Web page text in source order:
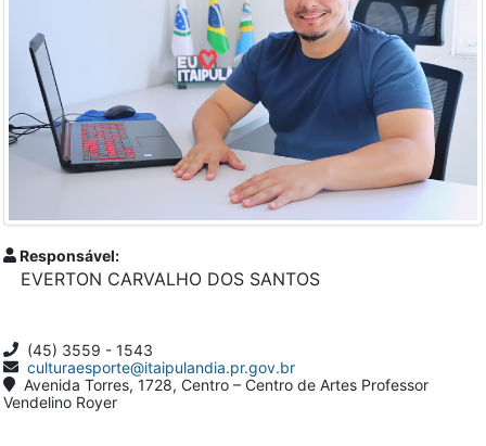
Responsável:
EVERTON CARVALHO DOS SANTOS
(45) 3559 - 1543
culturaesporte@itaipulandia.pr.gov.br
Avenida Torres, 1728, Centro – Centro de Artes Professor
Vendelino Royer